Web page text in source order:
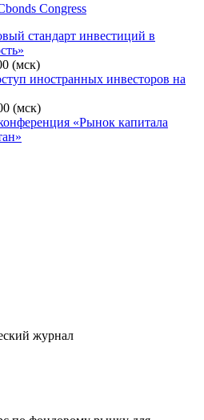
Congress
стандарт инвестиций в
(мск)
иностранных инвесторов на
(мск)
«Рынок капитала
журнал